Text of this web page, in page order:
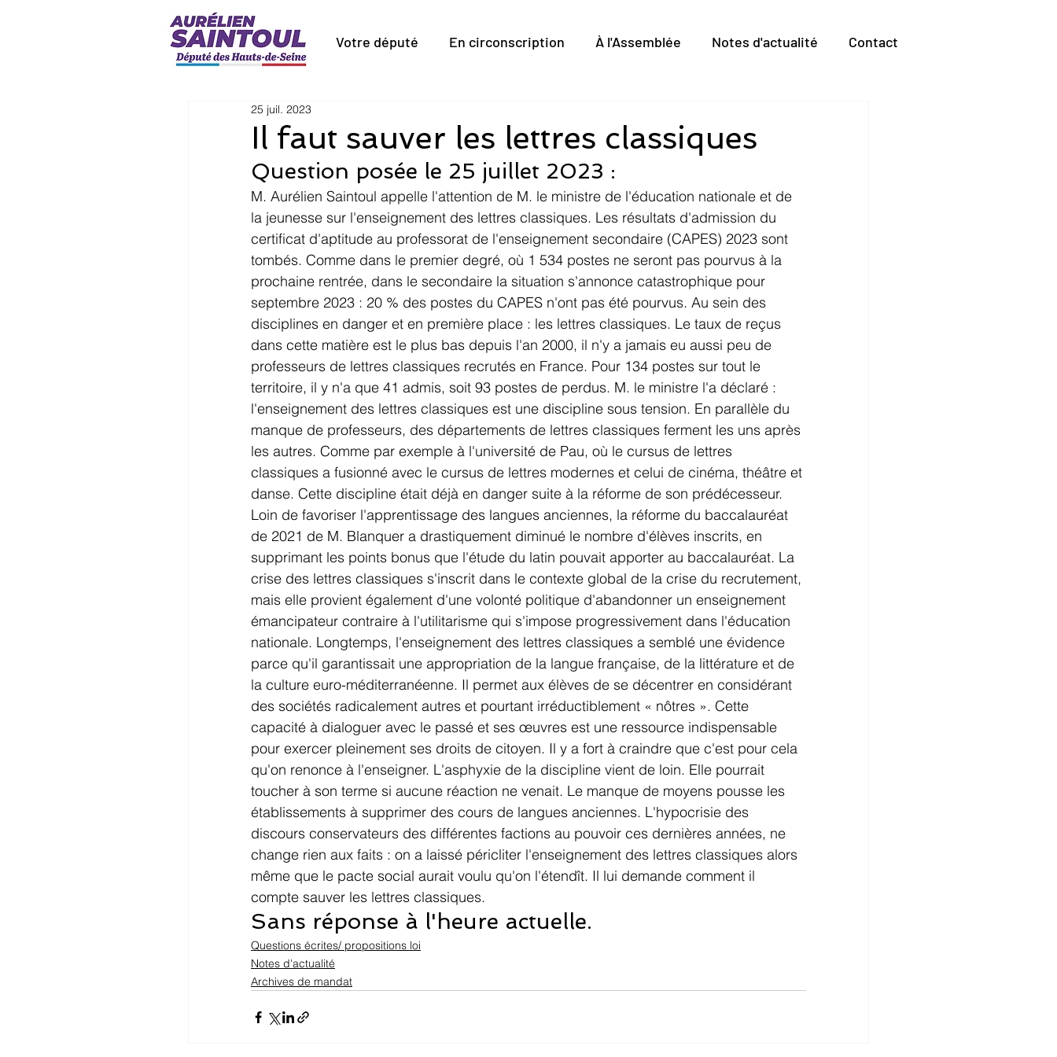
Votre député En circonscription À l'Assemblée Notes d'actualité Contact
Il faut sauver les lettres classiques
25 juil. 2023
Question posée le 25 juillet 2023 :
M. Aurélien Saintoul appelle l'attention de M. le ministre de l'éducation nationale et de
la jeunesse sur l'enseignement des lettres classiques. Les résultats d'admission du
certificat d'aptitude au professorat de l'enseignement secondaire (CAPES) 2023 sont
tombés. Comme dans le premier degré, où 1 534 postes ne seront pas pourvus à la
prochaine rentrée, dans le secondaire la situation s'annonce catastrophique pour
septembre 2023 : 20 % des postes du CAPES n'ont pas été pourvus. Au sein des
disciplines en danger et en première place : les lettres classiques. Le taux de reçus
dans cette matière est le plus bas depuis l'an 2000, il n'y a jamais eu aussi peu de
professeurs de lettres classiques recrutés en France. Pour 134 postes sur tout le
territoire, il y n'a que 41 admis, soit 93 postes de perdus. M. le ministre l'a déclaré :
l'enseignement des lettres classiques est une discipline sous tension. En parallèle du
manque de professeurs, des départements de lettres classiques ferment les uns après
les autres. Comme par exemple à l'université de Pau, où le cursus de lettres
classiques a fusionné avec le cursus de lettres modernes et celui de cinéma, théâtre et
danse. Cette discipline était déjà en danger suite à la réforme de son prédécesseur.
Loin de favoriser l'apprentissage des langues anciennes, la réforme du baccalauréat
de 2021 de M. Blanquer a drastiquement diminué le nombre d'élèves inscrits, en
supprimant les points bonus que l'étude du latin pouvait apporter au baccalauréat. La
crise des lettres classiques s'inscrit dans le contexte global de la crise du recrutement,
mais elle provient également d'une volonté politique d'abandonner un enseignement
émancipateur contraire à l'utilitarisme qui s'impose progressivement dans l'éducation
nationale. Longtemps, l'enseignement des lettres classiques a semblé une évidence
parce qu'il garantissait une appropriation de la langue française, de la littérature et de
la culture euro-méditerranéenne. Il permet aux élèves de se décentrer en considérant
des sociétés radicalement autres et pourtant irréductiblement « nôtres ». Cette
capacité à dialoguer avec le passé et ses œuvres est une ressource indispensable
pour exercer pleinement ses droits de citoyen. Il y a fort à craindre que c'est pour cela
qu'on renonce à l'enseigner. L'asphyxie de la discipline vient de loin. Elle pourrait
toucher à son terme si aucune réaction ne venait. Le manque de moyens pousse les
établissements à supprimer des cours de langues anciennes. L'hypocrisie des
discours conservateurs des différentes factions au pouvoir ces dernières années, ne
change rien aux faits : on a laissé péricliter l'enseignement des lettres classiques alors
même que le pacte social aurait voulu qu'on l'étendît. Il lui demande comment il
compte sauver les lettres classiques.
Sans réponse à l'heure actuelle.
Questions écrites/ propositions loi
Notes d'actualité
Archives de mandat